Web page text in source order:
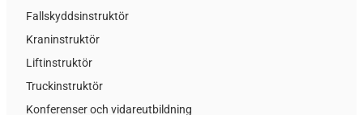
Fallskyddsinstruktör
Kraninstruktör
Liftinstruktör
Truckinstruktör
Konferenser och vidareutbildning